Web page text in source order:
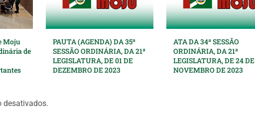
Moju
de
PAUTA (AGENDA) DA 35ª
SESSÃO ORDINÁRIA, DA 21ª
LEGISLATURA, DE 01 DE
DEZEMBRO DE 2023
ATA DA 34ª SESSÃO
ORDINÁRIA, DA 21ª
LEGISLATURA, DE 24 DE
NOVEMBRO DE 2023
desativados.